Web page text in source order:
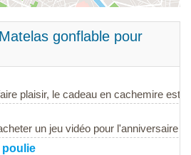
gonflable pour
plaisir, le cadeau en cachemire est
un jeu vidéo pour l'anniversaire
poulie